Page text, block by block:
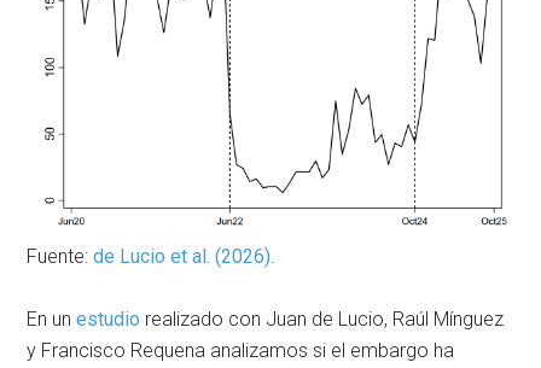
Fuente:de Lucio et al. (2026)
En unestudio realizado con Juan de Lucio, Raúl Mínguez
y Francisco Requena analizamos si el embargo ha